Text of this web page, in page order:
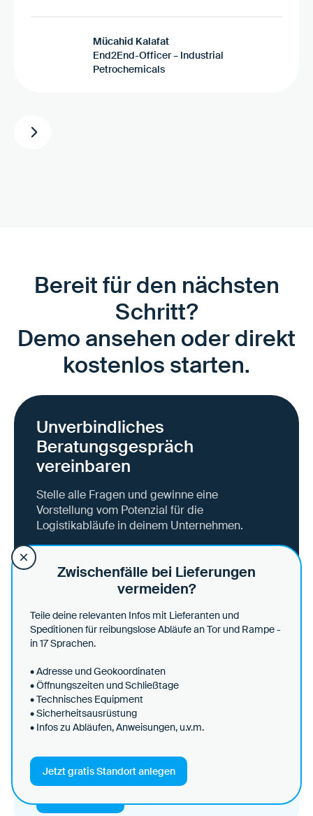
Mücahid Kalafat
End2End-Officer – Industrial
Petrochemicals
Bereit für den nächsten
Schritt?
Demo ansehen oder direkt
kostenlos starten.
Unverbindliches
Beratungsgespräch
vereinbaren
Stelle alle Fragen und gewinne eine
Vorstellung vom Potenzial für die
Logistikabläufe in deinem Unternehmen.
Demo vereinbaren
Standort anlegen, Daten teilen
– einfach & kostenlos!
Lege deinen Standort in wenigen Minuten
kostenlos an und teile deine
Ladeanforderungen direkt mit Speditionen und
Warenempfängern – ganz ohne, dass sie
Rückfragen, mehr Effizienz!
Zwischenfälle bei Lieferungen
vermeiden?
Teile deine relevanten Infos mit Lieferanten und
Speditionen für reibungslose Abläufe an Tor und Rampe -
in 17 Sprachen.
• Adresse und Geokoordinaten
• Öffnungszeiten und Schließtage
• Technisches Equipment
• Sicherheitsausrüstung
• Infos zu Abläufen, Anweisungen, u.v.m.
Jetzt gratis Standort anlegen